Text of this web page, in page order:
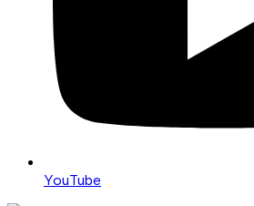
YouTube